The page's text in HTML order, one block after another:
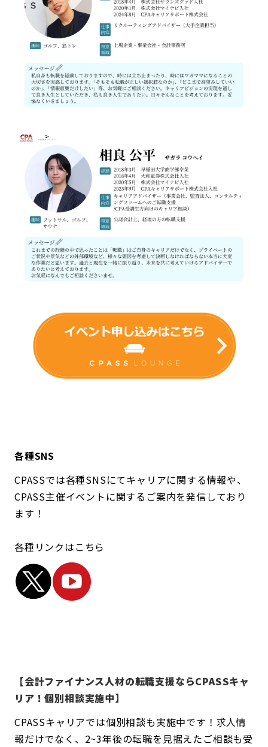
各種SNS
CPASSでは各種SNSにてキャリアに関する情報や、
CPASS主催イベントに関するご案内を発信しており
ます！
各種リンクはこちら
【会計ファイナンス人材の転職支援ならCPASSキャ
リア！個別相談実施中】
CPASSキャリアでは個別相談も実施中です！求人情
報だけでなく、2~3年後の転職を見据えたご相談も受